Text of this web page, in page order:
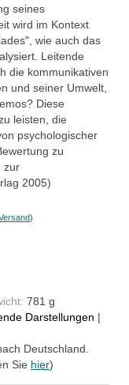
seines
wird im Kontext
wie auch das
Leitende
die kommunikativen
und seiner Umwelt,
Diese
leisten, die
psychologischer
zu
zur
2005)
)
781 g
Darstellungen |
Deutschland.
Sie hier)